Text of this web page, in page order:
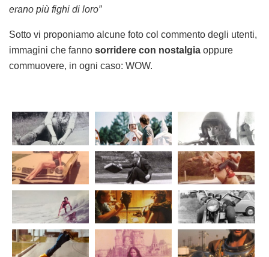
erano più fighi di loro”
Sotto vi proponiamo alcune foto col commento degli utenti,
immagini che fanno sorridere con nostalgia oppure
commuovere, in ogni caso: WOW.